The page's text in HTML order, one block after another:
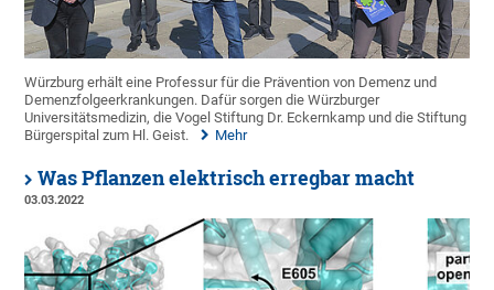
Würzburg erhält eine Professur für die Prävention von Demenz und
Demenzfolgeerkrankungen. Dafür sorgen die Würzburger
Universitätsmedizin, die Vogel Stiftung Dr. Eckernkamp und die Stiftung
Bürgerspital zum Hl. Geist.
Mehr
Was Pflanzen elektrisch erregbar macht
03.03.2022